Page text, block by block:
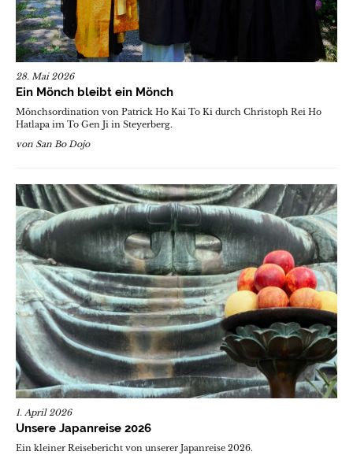
28. Mai 2026
Ein Mönch bleibt ein Mönch
Mönchsordination von Patrick Ho Kai To Ki durch Christoph Rei Ho
Hatlapa im To Gen Ji in Steyerberg.
von San Bo Dojo
1. April 2026
Unsere Japanreise 2026
Ein kleiner Reisebericht von unserer Japanreise 2026.